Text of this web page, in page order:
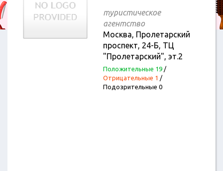
туристическое
агентство
Москва, Пролетарский
проспект, 24-Б, ТЦ
"Пролетарский", эт.2
Положительные 19/
Отрицательные 1 /
Подозрительные 0